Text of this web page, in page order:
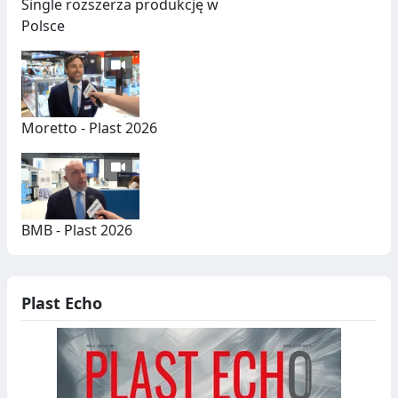
G
R
E
G
A
C
J
R
E
C
Single rozszerza produkcję w
Polsce
Moretto - Plast 2026
BMB - Plast 2026
Plast Echo